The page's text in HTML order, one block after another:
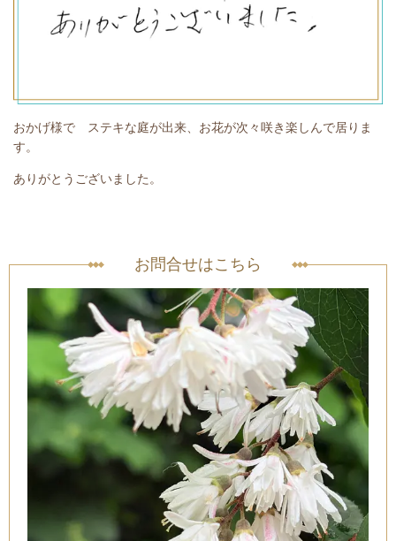
おかげ様で ステキな庭が出来、お花が次々咲き楽しんで居りま
す。
ありがとうございました。
お問合せはこちら